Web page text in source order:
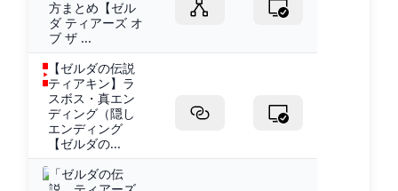
方まとめ【ゼル
ダ ティアーズ オ
ブ ザ ...
【ゼルダの伝説
ティアキン】ラ
スボス・真エン
ディング（隠し
エンディング
【ゼルダの...
「ゼルダの伝